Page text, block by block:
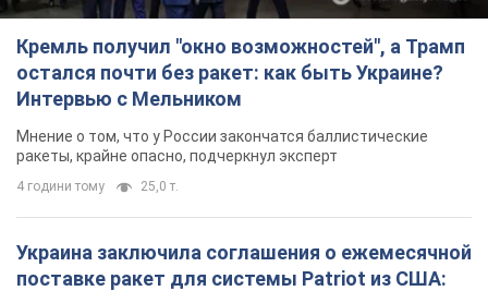
Кремль получил "окно возможностей", а Трамп
остался почти без ракет: как быть Украине?
Интервью с Мельником
Мнение о том, что у России закончатся баллистические
ракеты, крайне опасно, подчеркнул эксперт
4 години тому 25,0 т.
Украина заключила соглашения о ежемесячной
поставке ракет для системы Patriot из США: